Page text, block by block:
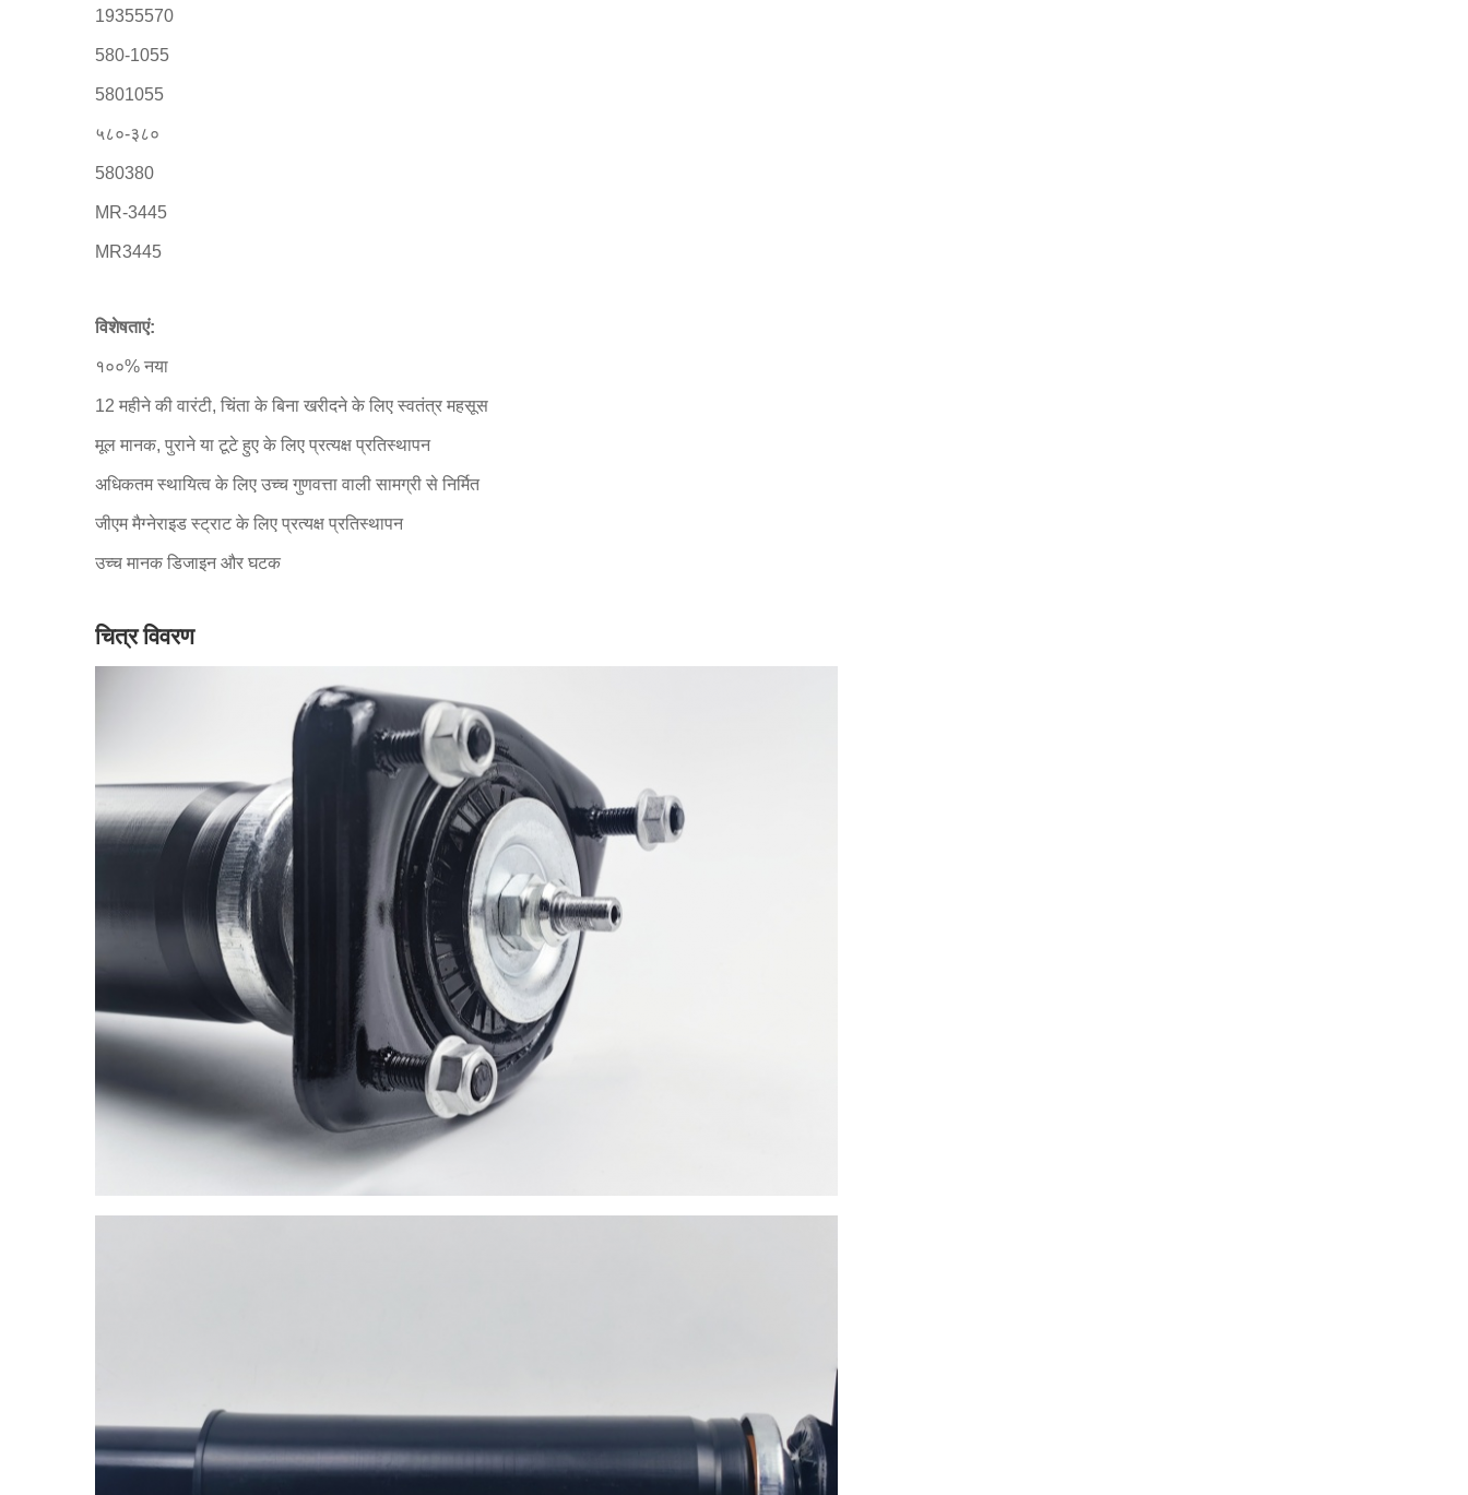
19355570
580-1055
5801055
५८०-३८०
580380
MR-3445
MR3445
विशेषताएं:
१००% नया
12 महीने की वारंटी, चिंता के बिना खरीदने के लिए स्वतंत्र महसूस
मूल मानक, पुराने या टूटे हुए के लिए प्रत्यक्ष प्रतिस्थापन
अधिकतम स्थायित्व के लिए उच्च गुणवत्ता वाली सामग्री से निर्मित
जीएम मैग्नेराइड स्ट्राट के लिए प्रत्यक्ष प्रतिस्थापन
उच्च मानक डिजाइन और घटक
चित्र विवरण